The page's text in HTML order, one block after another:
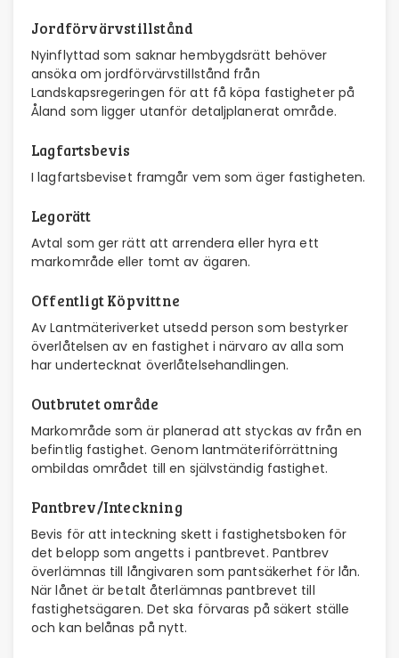
Jordförvärvstillstånd
Nyinflyttad som saknar hembygdsrätt behöver
ansöka om jordförvärvstillstånd från
Landskapsregeringen för att få köpa fastigheter på
Åland som ligger utanför detaljplanerat område.
Lagfartsbevis
I lagfartsbeviset framgår vem som äger fastigheten.
Legorätt
Avtal som ger rätt att arrendera eller hyra ett
markområde eller tomt av ägaren.
Offentligt Köpvittne
Av Lantmäteriverket utsedd person som bestyrker
överlåtelsen av en fastighet i närvaro av alla som
har undertecknat överlåtelsehandlingen.
Outbrutet område
Markområde som är planerad att styckas av från en
befintlig fastighet. Genom lantmäteriförrättning
ombildas området till en självständig fastighet.
Pantbrev/Inteckning
Bevis för att inteckning skett i fastighetsboken för
det belopp som angetts i pantbrevet. Pantbrev
överlämnas till långivaren som pantsäkerhet för lån.
När lånet är betalt återlämnas pantbrevet till
fastighetsägaren. Det ska förvaras på säkert ställe
och kan belånas på nytt.